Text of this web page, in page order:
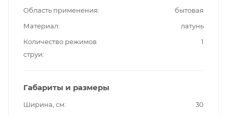
Область применения
бытовая
Материал
латунь
Количество режимов
струи
1
Габариты и размеры
Ширина, см
30